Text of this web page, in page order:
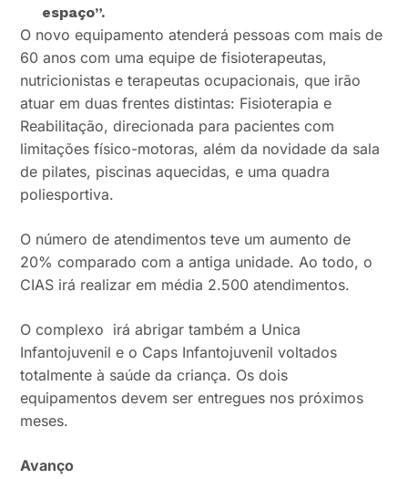
espaço”.
O novo equipamento atenderá pessoas com mais de
60 anos com uma equipe de fisioterapeutas,
nutricionistas e terapeutas ocupacionais, que irão
atuar em duas frentes distintas: Fisioterapia e
Reabilitação, direcionada para pacientes com
limitações físico-motoras, além da novidade da sala
de pilates, piscinas aquecidas, e uma quadra
poliesportiva.
O número de atendimentos teve um aumento de
20% comparado com a antiga unidade. Ao todo, o
CIAS irá realizar em média 2.500 atendimentos.
O complexo irá abrigar também a Unica
Infantojuvenil e o Caps Infantojuvenil voltados
totalmente à saúde da criança. Os dois
equipamentos devem ser entregues nos próximos
meses.
Avanço